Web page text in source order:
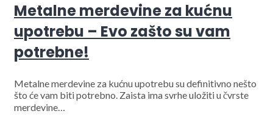
Metalne merdevine za kućnu
upotrebu – Evo zašto su vam
potrebne!
Metalne merdevine za kućnu upotrebu su definitivno nešto
što će vam biti potrebno. Zaista ima svrhe uložiti u čvrste
merdevine…